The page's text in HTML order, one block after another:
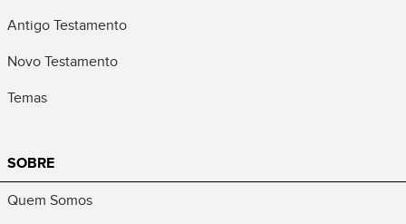
Antigo Testamento
Novo Testamento
Temas
SOBRE
Quem Somos